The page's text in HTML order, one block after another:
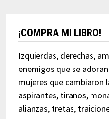
¡COMPRA MI LIBRO!
Izquierdas, derechas,
enemigos que se
mujeres que cambiaron
aspirantes, tiranos,
alianzas, tretas,